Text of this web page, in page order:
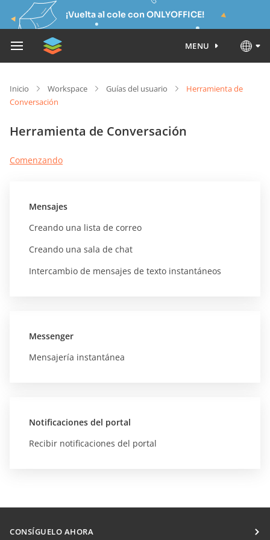
¡Vuelta al cole con ONLYOFFICE!
MENU
Inicio Workspace Guías del usuario
Herramienta de
Conversación
Herramienta de Conversación
Comenzando
Mensajes
Creando una lista de correo
Creando una sala de chat
Intercambio de mensajes de texto instantáneos
Messenger
Mensajería instantánea
Notificaciones del portal
Recibir notificaciones del portal
CONSÍGUELO AHORA